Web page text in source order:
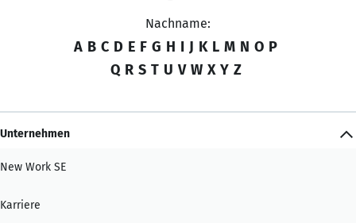
Nachname:
A B C D E F G H I J K L M N O P
Q R S T U V W X Y Z
Unternehmen
New Work SE
Karriere